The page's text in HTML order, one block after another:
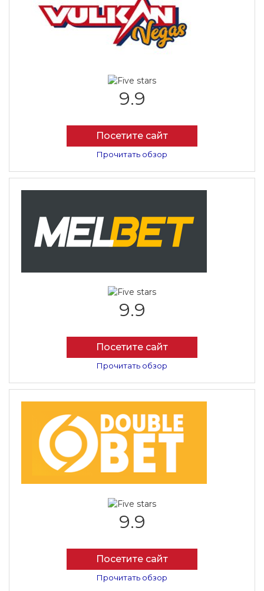
9.9
Посетите сайт
Прочитать обзор
9.9
Посетите сайт
Прочитать обзор
9.9
Посетите сайт
Прочитать обзор